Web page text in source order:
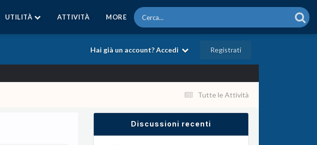
UTILITÀ ATTIVITÀ MORE
Hai già un account? Accedi Registrati
Tutte le Attività
Discussioni recenti